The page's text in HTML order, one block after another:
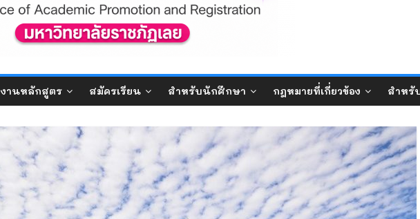
งานหลักสูตร สมัครเรียน สำหรับนักศึกษา กฎหมายที่เกี่ยวข้อง สำหรั